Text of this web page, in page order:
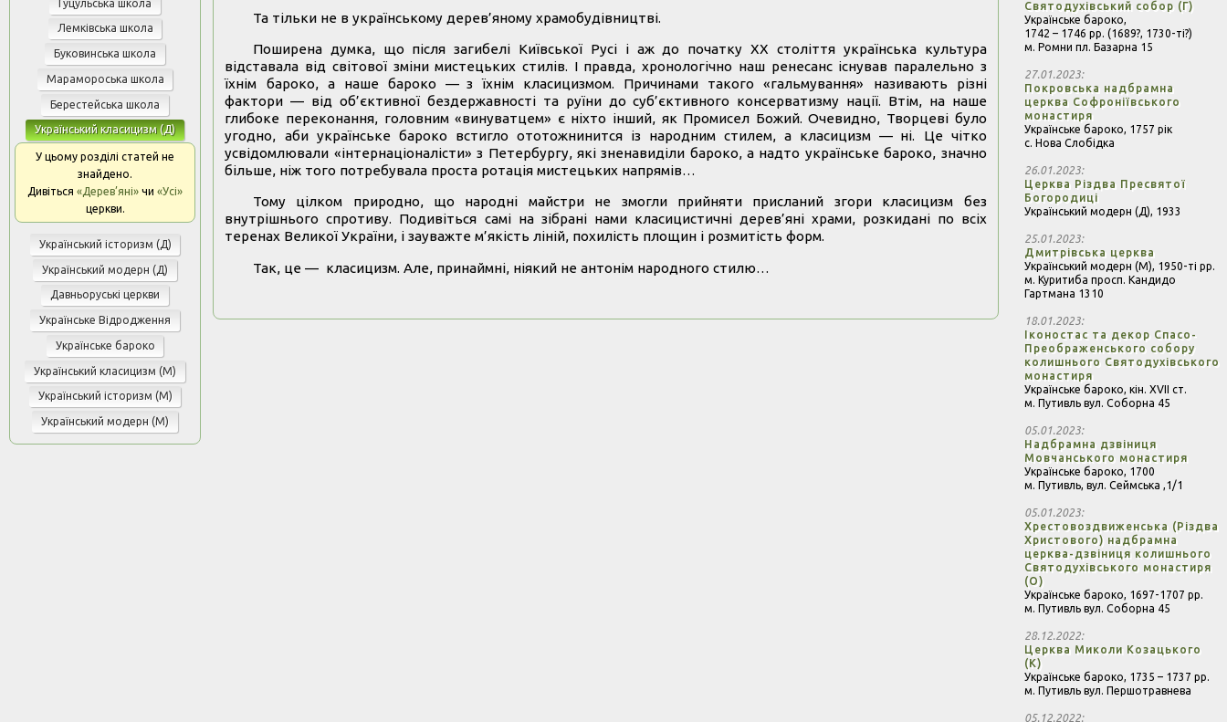
Гуцульська школа
Лемківська школа
Буковинська школа
Марамороська школа
Берестейська школа
Український класицизм (Д)
У цьому розділі статей не
знайдено.
Дивіться«Дерев’яні» чи«Усі»
церкви.
Український історизм (Д)
Український модерн (Д)
Давньоруські церкви
Українське Відродження
Українське бароко
Український класицизм (М)
Український історизм (М)
Український модерн (М)
Та тільки не в українському дерев’яному храмобудівництві.
Поширена думка, що після загибелі Київської Русі і аж до початку ХХ століття українська культура
відставала від світової зміни мистецьких стилів. І правда, хронологічно наш ренесанс існував паралельно з
їхнім бароко, а наше бароко — з їхнім класицизмом. Причинами такого «гальмування» називають різні
фактори — від об’єктивної бездержавності та руїни до суб’єктивного консерватизму нації. Втім, на наше
глибоке переконання, головним «винуватцем» є ніхто інший, як Промисел Божий. Очевидно, Творцеві було
угодно, аби українське бароко встигло ототожнинится із народним стилем, а класицизм — ні. Це чітко
усвідомлювали «інтернаціоналісти» з Петербургу, які зненавиділи бароко, а надто українське бароко, значно
більше, ніж того потребувала проста ротація мистецьких напрямів…
Тому цілком природно, що народні майстри не змогли прийняти присланий згори класицизм без
внутрішнього спротиву. Подивіться самі на зібрані нами класицистичні дерев’яні храми, розкидані по всіх
теренах Великої України, і зауважте м’якість ліній, похилість площин і розмитість форм.
Так, це — класицизм. Але, принаймні, ніякий не антонім народного стилю…
Святодухівський собор (Г)
Українське бароко,
1742 – 1746 рр. (1689?, 1730-ті?)
м. Ромни пл. Базарна 15
27.01.2023
Покровська надбрамна
церква Софроніївського
монастиря
Українське бароко, 1757 рік
с. Нова Слобідка
26.01.2023
Церква Різдва Пресвятої
Богородиці
Український модерн (Д), 1933
25.01.2023
Дмитрівська церква
Український модерн (М), 1950-ті рр.
м. Куритиба просп. Кандидо
Гартмана 1310
18.01.2023
Іконостас та декор Спасо-
Преображенського собору
колишнього Святодухівського
монастиря
Українське бароко, кін. XVII ст.
м. Путивль вул. Соборна 45
05.01.2023
Надбрамна дзвіниця
Мовчанського монастиря
Українське бароко, 1700
м. Путивль, вул. Сеймська ,1/1
05.01.2023
Хрестовоздвиженська (Різдва
Христового) надбрамна
церква-дзвіниця колишнього
Святодухівського монастиря
(О)
Українське бароко, 1697-1707 рр.
м. Путивль вул. Соборна 45
28.12.2022
Церква Миколи Козацького
(К)
Українське бароко, 1735 – 1737 рр.
м. Путивль вул. Першотравнева
05.12.2022